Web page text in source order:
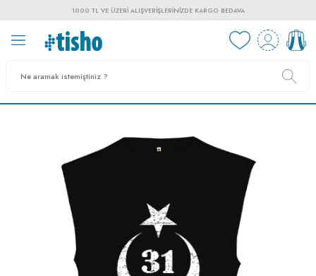
1000 TL VE ÜZERI ALIŞVERIŞLERINIZDE KARGO BEDAVA